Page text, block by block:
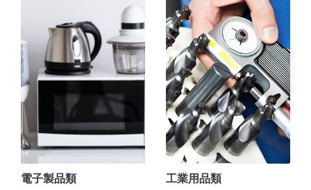
電子製品類 工業用品類